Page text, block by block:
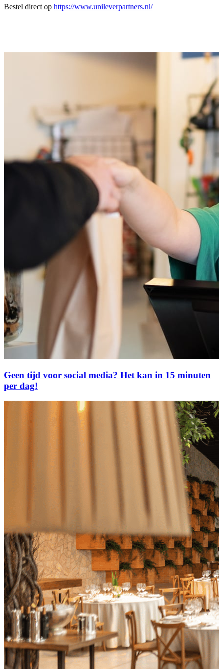
Bestel direct op https://www.unileverpartners.nl/
Geen tijd voor social media? Het kan in 15 minuten
per dag!